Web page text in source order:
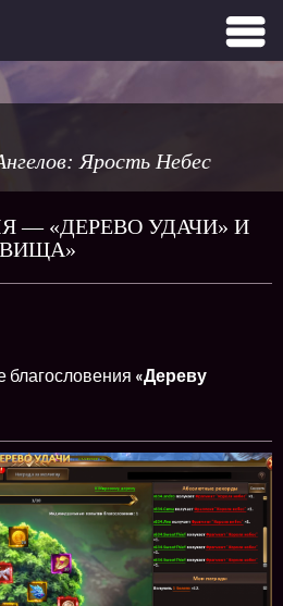
Ярость Небес
— «ДЕРЕВО УДАЧИ» И
благословения «Дереву